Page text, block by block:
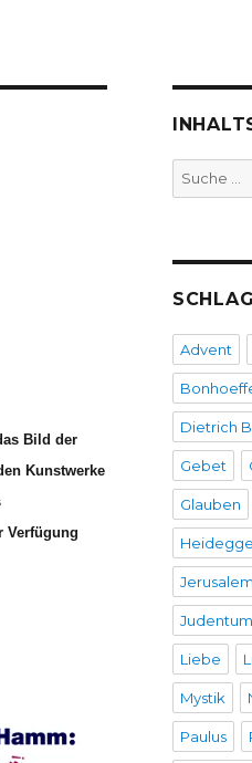
Bild der
Kunstwerke
Verfügung
Suche
nach:
Advent
Dietrich
Gebet
Glauben
Jerusalem
Judentum
Liebe
Mystik
Paulus